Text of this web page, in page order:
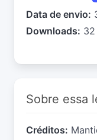
Data de envio:
Downloads: 32
Sobre essa
Créditos: